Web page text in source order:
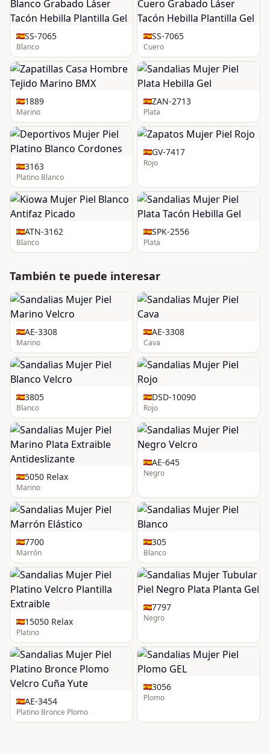
SS-7065
Blanco
SS-7065
Cuero
1889
Marino
ZAN-2713
Plata
3163
Platino Blanco
GV-7417
Rojo
ATN-3162
Blanco
SPK-2556
Plata
También te puede interesar
AE-3308
Marino
AE-3308
Cava
3805
Blanco
DSD-10090
Rojo
5050 Relax
Marino
AE-645
Negro
7700
Marrón
305
Blanco
15050 Relax
Platino
7797
Negro
AE-3454
Platino Bronce Plomo
3056
Plomo